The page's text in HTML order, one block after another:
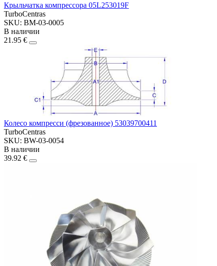
Крыльчатка компрессора 05L253019F
TurboCentras
SKU: BM-03-0005
В наличии
21.95 €
Колесо компресси (фрезованное) 53039700411
TurboCentras
SKU: BW-03-0054
В наличии
39.92 €